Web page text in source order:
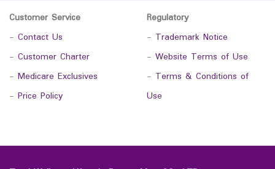
Customer Service
- Contact Us
- Customer Charter
- Medicare Exclusives
- Price Policy
Regulatory
- Trademark Notice
- Website Terms of Use
- Terms & Conditions of
Use